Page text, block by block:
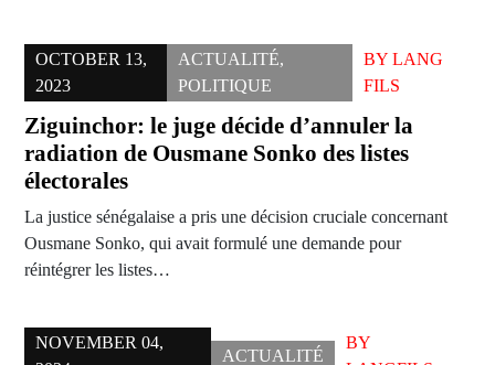
OCTOBER 13,
2023
ACTUALITÉ,
POLITIQUE
BY LANG
FILS
Ziguinchor: le juge décide d’annuler la
radiation de Ousmane Sonko des listes
électorales
La justice sénégalaise a pris une décision cruciale concernant
Ousmane Sonko, qui avait formulé une demande pour
réintégrer les listes…
NOVEMBER 04,
ACTUALITÉ
BY